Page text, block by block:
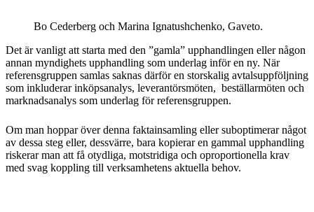
Bo Cederberg och Marina Ignatushchenko, Gaveto.
Det är vanligt att starta med den ”gamla” upphandlingen eller någon
annan myndighets upphandling som underlag inför en ny. När
referensgruppen samlas saknas därför en storskalig avtalsuppföljning
som inkluderar inköpsanalys, leverantörsmöten, beställarmöten och
marknadsanalys som underlag för referensgruppen.
Om man hoppar över denna faktainsamling eller suboptimerar något
av dessa steg eller, dessvärre, bara kopierar en gammal upphandling
riskerar man att få otydliga, motstridiga och oproportionella krav
med svag koppling till verksamhetens aktuella behov.